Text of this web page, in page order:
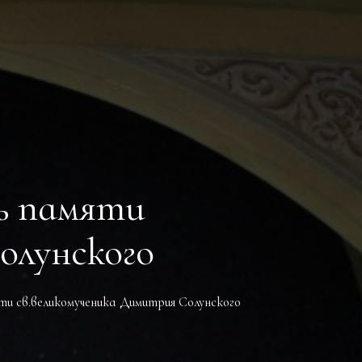
памяти
св.великомученика Димитрия Солунского